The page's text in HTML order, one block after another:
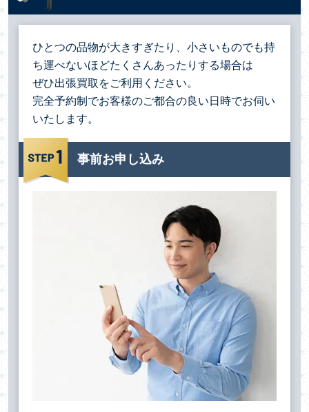
ひとつの品物が大きすぎたり、小さいものでも持
ち運べないほどたくさんあったりする場合は
ぜひ出張買取をご利用ください。
完全予約制でお客様のご都合の良い日時でお伺い
いたします。
事前お申し込み